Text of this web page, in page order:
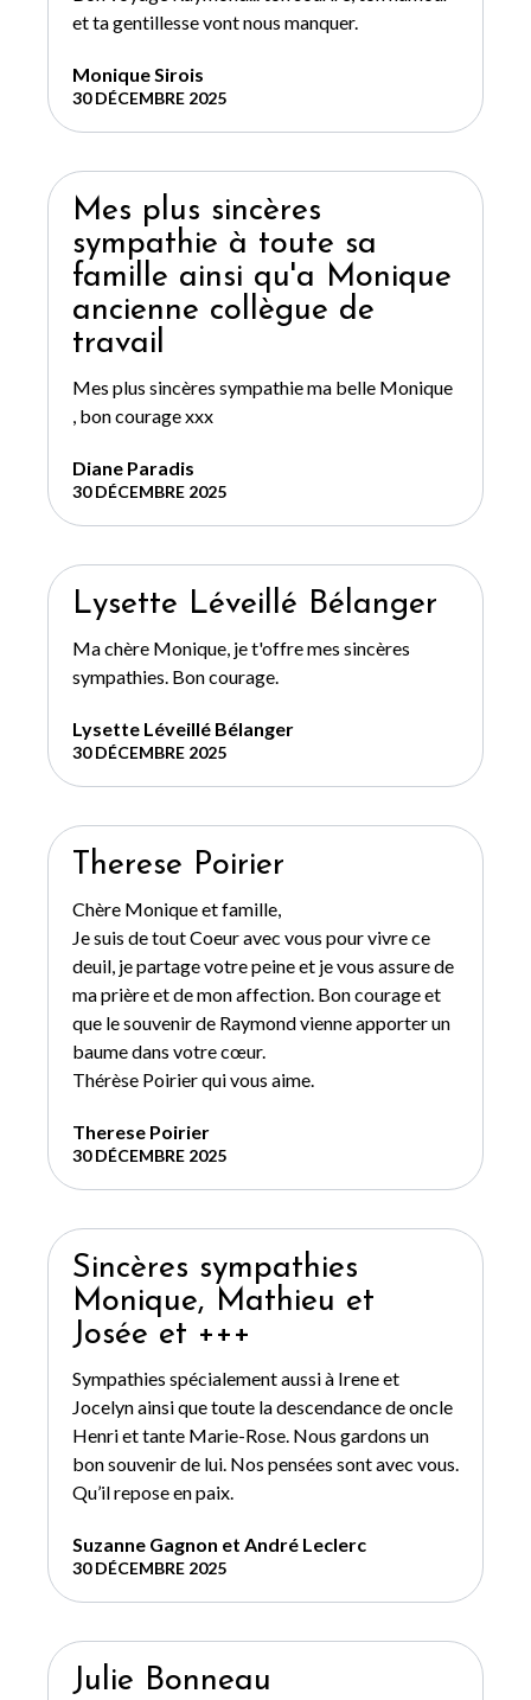
et ta gentillesse vont nous manquer.
Monique Sirois
30 DÉCEMBRE 2025
Mes plus sincères
sympathie à toute sa
famille ainsi qu'a Monique
ancienne collègue de
travail
Mes plus sincères sympathie ma belle Monique
, bon courage xxx
Diane Paradis
30 DÉCEMBRE 2025
Lysette Léveillé Bélanger
Ma chère Monique, je t'offre mes sincères
sympathies. Bon courage.
Lysette Léveillé Bélanger
30 DÉCEMBRE 2025
Therese Poirier
Chère Monique et famille,
Je suis de tout Coeur avec vous pour vivre ce
deuil, je partage votre peine et je vous assure de
ma prière et de mon affection. Bon courage et
que le souvenir de Raymond vienne apporter un
baume dans votre cœur.
Thérèse Poirier qui vous aime.
Therese Poirier
30 DÉCEMBRE 2025
Sincères sympathies
Monique, Mathieu et
Josée et +++
Sympathies spécialement aussi à Irene et
Jocelyn ainsi que toute la descendance de oncle
Henri et tante Marie-Rose. Nous gardons un
bon souvenir de lui. Nos pensées sont avec vous.
Qu’il repose en paix.
Suzanne Gagnon et André Leclerc
30 DÉCEMBRE 2025
Julie Bonneau